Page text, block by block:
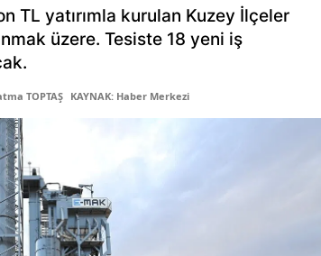
TL yatırımla kurulan Kuzey İlçeler
üzere. Tesiste 18 yeni iş
TOPTAŞ KAYNAK: Haber Merkezi